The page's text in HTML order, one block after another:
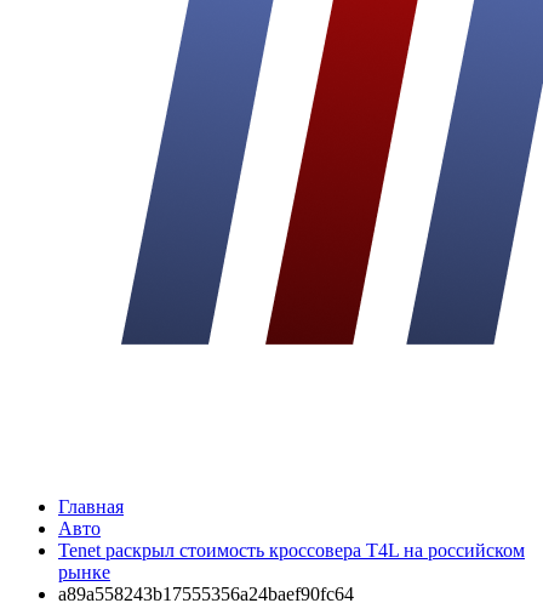
Главная
Авто
Tenet раскрыл стоимость кроссовера T4L на российском
рынке
a89a558243b17555356a24baef90fc64